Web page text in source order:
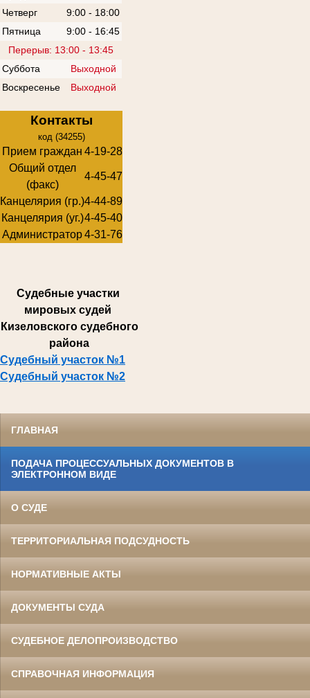
Четверг
9:00 - 18:00
Пятница
9:00 - 16:45
Перерыв: 13:00 - 13:45
Суббота
Выходной
Воскресенье
Выходной
Контакты
код (34255)
Прием граждан 4-19-28
Общий отдел
(факс)
4-45-47
Канцелярия (гр.)4-44-89
Канцелярия (уг.)4-45-40
Администратор4-31-76
Судебные участки
мировых судей
Кизеловского судебного
района
Судебный участок №1
Судебный участок №2
ГЛАВНАЯ
ПОДАЧА ПРОЦЕССУАЛЬНЫХ ДОКУМЕНТОВ В
ЭЛЕКТРОННОМ ВИДЕ
О СУДЕ
ТЕРРИТОРИАЛЬНАЯ ПОДСУДНОСТЬ
НОРМАТИВНЫЕ АКТЫ
ДОКУМЕНТЫ СУДА
СУДЕБНОЕ ДЕЛОПРОИЗВОДСТВО
СПРАВОЧНАЯ ИНФОРМАЦИЯ